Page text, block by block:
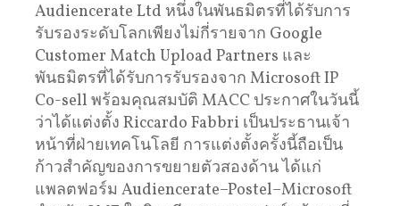
Audiencerate Ltd หนึ่งในพันธมิตรที่ได้รับการ
รับรองระดับโลกเพียงไม่กี่รายจาก Google
Customer Match Upload Partners และ
พันธมิตรที่ได้รับการรับรองจาก Microsoft IP
Co-sell พร้อมคุณสมบัติ MACC ประกาศในวันนี้
ว่าได้แต่งตั้ง Riccardo Fabbri เป็นประธานเจ้า
หน้าที่ฝ่ายเทคโนโลยี การแต่งตั้งครั้งนี้ถือเป็น
ก้าวสำคัญของการขยายตัวสองด้าน ได้แก่
แพลตฟอร์ม Audiencerate–Postel–Microsoft